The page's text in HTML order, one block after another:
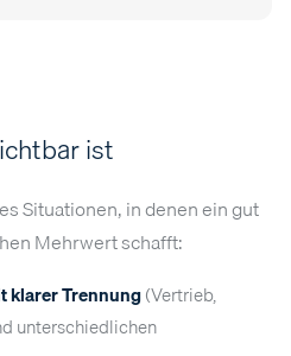
ist
Situationen, in denen ein gut
Mehrwert schafft:
klarer Trennung(Vertrieb,
unterschiedlichen